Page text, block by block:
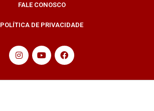
FALE CONOSCO
POLÍTICA DE PRIVACIDADE